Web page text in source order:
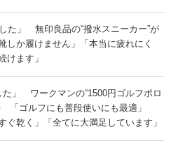
た」 無印良品の“撥水スニーカー”が
か履けません」「本当に疲れにく
けます」
た」 ワークマンの“1500円ゴルフポロ
「ゴルフにも普段使いにも最適」
ぐ乾く」「全てに大満足しています」